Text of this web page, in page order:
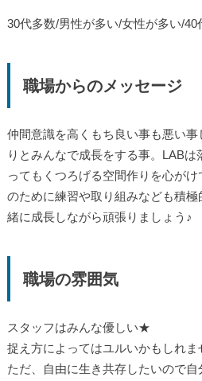
30代多数/男性が多い/女性が多い/
職場からのメッセージ
仲間意識を高くもち良い事も悪い
りとみんなで成長をする事。LABは
ってもくつろげる空間作りを心が
のために練習や取り組みなども積
緒に成長しながら頑張りましょう♪
職場の雰囲気
スタッフはみんな優しい★
捉え方によってはユルいかもしれま
ただ、自由に生き共存したいので